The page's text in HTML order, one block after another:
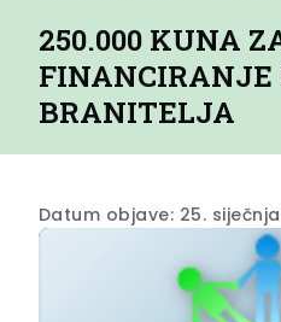
250.000 KUNA
FINANCIRANJE
BRANITELJA
Datum objave: 25. siječnja